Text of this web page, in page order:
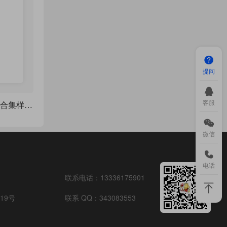
LaTeX 制作的习题集合集样式 - 30个供您选择
号
联系电话： 13336175901
联系 QQ： 343083553
提问
客服
微信
电话